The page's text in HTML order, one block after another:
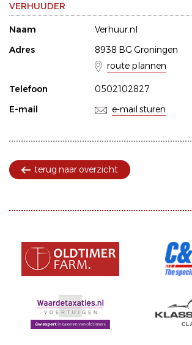
VERHUUDER
Naam
Verhuur.nl
Adres
8938 BG Groningen
route plannen
Telefoon
0502102827
E-mail
e-mail sturen
terug naar overzicht